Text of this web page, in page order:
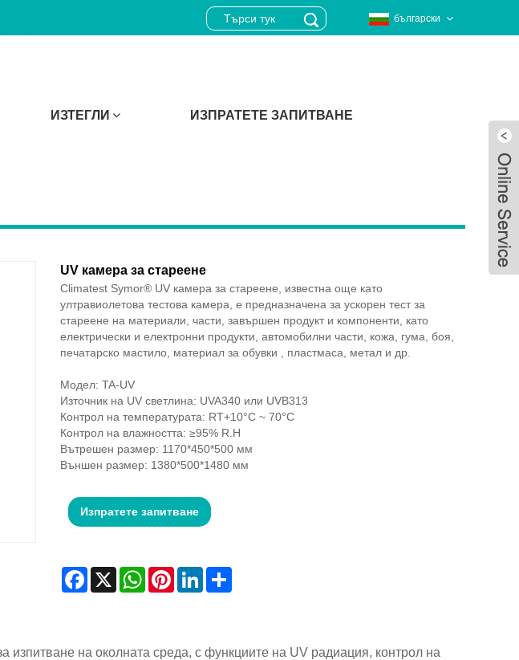
български
ИЗТЕГЛИ ИЗПРАТЕТЕ ЗАПИТВАНЕ
UV камера за стареене
Climatest Symor® UV камера за стареене, известна още като
ултравиолетова тестова камера, е предназначена за ускорен тест за
стареене на материали, части, завършен продукт и компоненти, като
електрически и електронни продукти, автомобилни части, кожа, гума, боя,
печатарско мастило, материал за обувки , пластмаса, метал и др.
Модел: TA-UV
Източник на UV светлина: UVA340 или UVB313
Контрол на температурата: RT+10°C ~ 70°C
Контрол на влажността: ≥95% R.H
Вътрешен размер: 1170*450*500 мм
Външен размер: 1380*500*1480 мм
Изпратете запитване
Facebook
X WhatsAppPinterestLinkedInShare
изпитване на околната среда, с функциите на UV радиация, контрол на